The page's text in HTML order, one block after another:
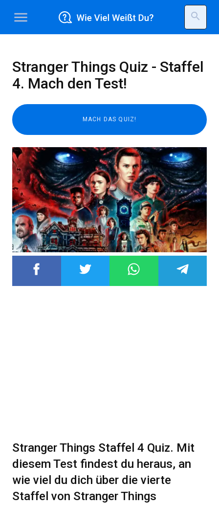
menu search
Stranger Things Quiz - Staffel
4. Mach den Test!
Stranger Things Staffel 4 Quiz. Mit
diesem Test findest du heraus, an
wie viel du dich über die vierte
Staffel von Stranger Things